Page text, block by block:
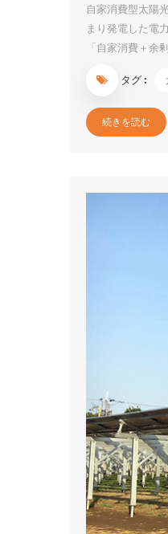
自家消費型太陽
まり発電した電
「自家消費＋
由として以下
気代の値上げ
す。 ② デマンド
タグ :
続きを読む